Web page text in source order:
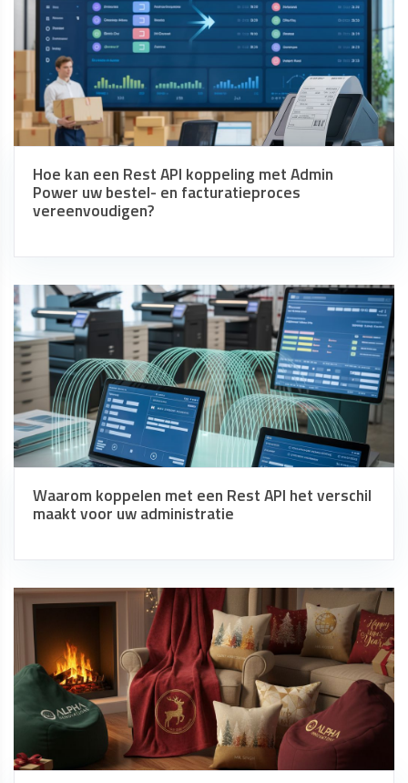
Hoe kan een Rest API koppeling met Admin
Power uw bestel- en facturatieproces
vereenvoudigen?
Waarom koppelen met een Rest API het verschil
maakt voor uw administratie